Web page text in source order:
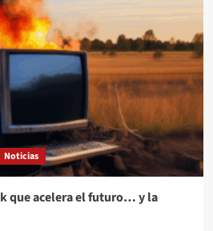
Noticias
que acelera el futuro… y la